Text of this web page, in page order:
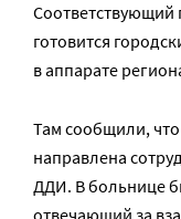
Соответствующий
готовится
в аппарате
Там сообщили,
направлена
ДДИ. В больнице
отвечающий за